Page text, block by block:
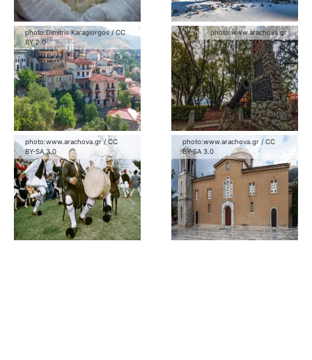
photo:Dimitris Karagiorgos /CC
BY 2.0
photo:www.arachova.gr
photo:www.arachova.gr / CC
BY-SA 3.0
photo:www.arachova.gr / CC
BY-SA 3.0